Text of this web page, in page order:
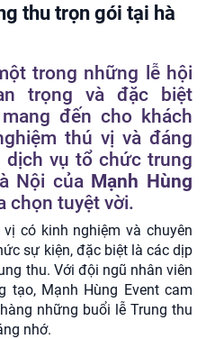
thu trọn gói tại hà
trong những lễ hội
trọng và đặc biệt
đến cho khách
thú vị và đáng
dịch vụ tổ chức trung
Nội của Mạnh Hùng
chọn tuyệt vời.
có kinh nghiệm và chuyên
sự kiện, đặc biệt là các dịp
thu. Với đội ngũ nhân viên
tạo, Mạnh Hùng Event cam
những buổi lễ Trung thu
nhớ.